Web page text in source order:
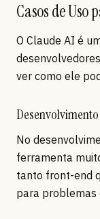
Casos de Uso
O Claude AI é
ver como ele
Desenvolvimento
No
ferramenta
tanto front-end
para problemas